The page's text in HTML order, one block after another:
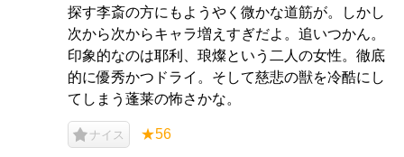
探す李斎の方にもようやく微かな道筋が。しかし
次から次からキャラ増えすぎだよ。追いつかん。
印象的なのは耶利、琅燦という二人の女性。徹底
的に優秀かつドライ。そして慈悲の獣を冷酷にし
てしまう蓬莱の怖さかな。
ナイス ★56